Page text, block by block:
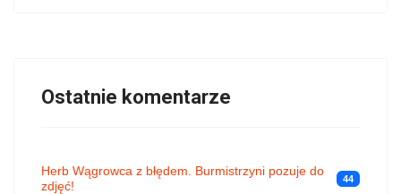
Ostatnie komentarze
Herb Wągrowca z błędem. Burmistrzyni pozuje do
zdjęć!
44